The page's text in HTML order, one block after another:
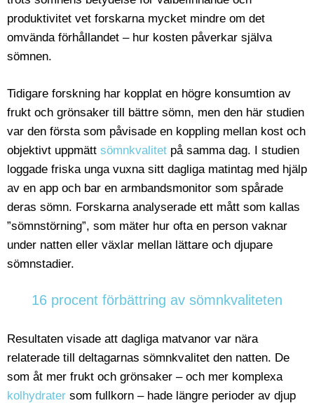
produktivitet vet forskarna mycket mindre om det
omvända förhållandet – hur kosten påverkar själva
sömnen.
Tidigare forskning har kopplat en högre konsumtion av
frukt och grönsaker till bättre sömn, men den här studien
var den första som påvisade en koppling mellan kost och
objektivt uppmätt sömnkvalitet på samma dag. I studien
loggade friska unga vuxna sitt dagliga matintag med hjälp
av en app och bar en armbandsmonitor som spårade
deras sömn. Forskarna analyserade ett mått som kallas
”sömnstörning”, som mäter hur ofta en person vaknar
under natten eller växlar mellan lättare och djupare
sömnstadier.
16 procent förbättring av sömnkvaliteten
Resultaten visade att dagliga matvanor var nära
relaterade till deltagarnas sömnkvalitet den natten. De
som åt mer frukt och grönsaker – och mer komplexa
kolhydrater som fullkorn – hade längre perioder av djup